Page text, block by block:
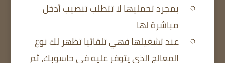
بمجرد تحمليها لا تتطلب تنصيب أدخل
مباشرة لها
عند تشغيلها فهي تلقائيا تظهر لك نوع
المعالج الذي يتوفر عليه في حاسوبك، ثم